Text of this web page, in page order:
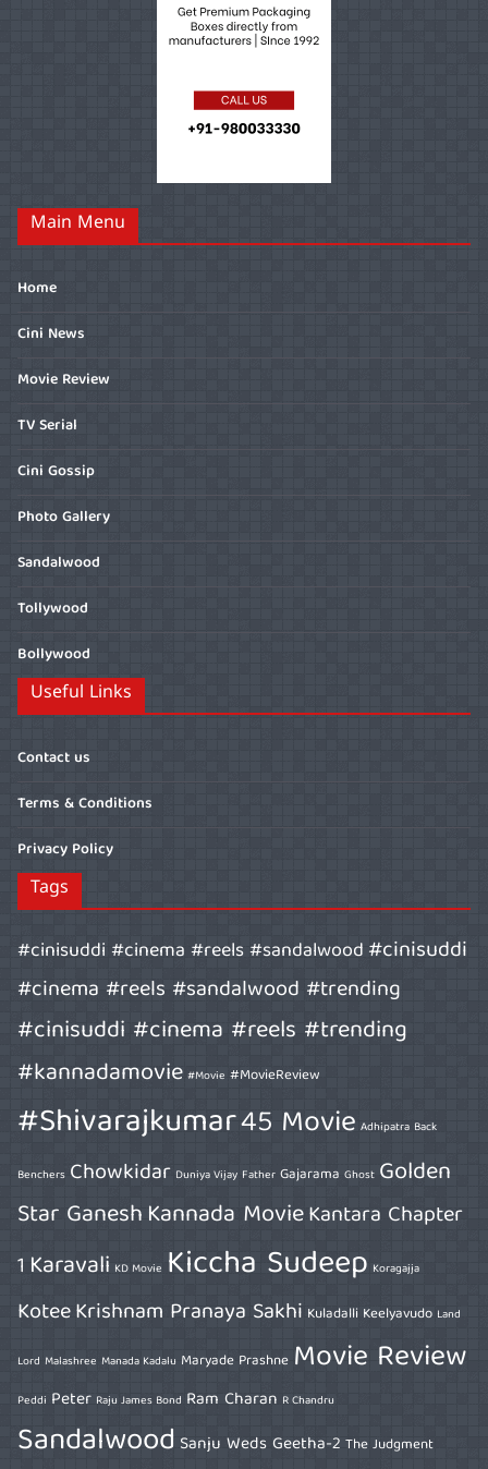
Main Menu
Home
Cini News
Movie Review
TV Serial
Cini Gossip
Photo Gallery
Sandalwood
Tollywood
Bollywood
Useful Links
Contact us
Terms & Conditions
Privacy Policy
Tags
#cinisuddi #cinema #reels #sandalwood#cinisuddi
#cinema #reels #sandalwood #trending
#cinisuddi #cinema #reels #trending
#kannadamovie #Movie #MovieReview
#Shivarajkumar45 Movie Adhipatra Back
Benchers Chowkidar Duniya Vijay Father Gajarama Ghost Golden
Star GaneshKannada MovieKantara Chapter
1 Karavali KD Movie Kiccha Sudeep Koragajja
KoteeKrishnam Pranaya Sakhi Kuladalli Keelyavudo Land
Lord Malashree Manada Kadalu Maryade Prashne Movie Review
Peddi Peter Raju James Bond Ram Charan R Chandru
Sandalwood Sanju Weds Geetha-2 The Judgment